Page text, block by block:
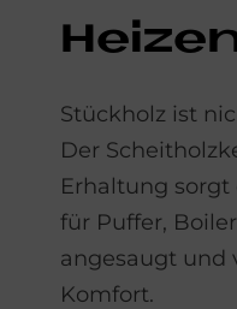
Stückholz ist
Der
Erhaltung sorgt
für Puffer,
angesaugt und
Komfort.